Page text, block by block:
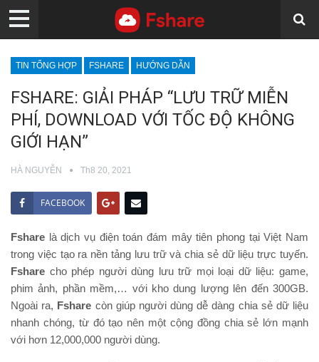
TIN TỔNG HỢP FSHARE HƯỚNG DẪN
FSHARE: GIẢI PHÁP “LƯU TRỮ MIỄN
PHÍ, DOWNLOAD VỚI TỐC ĐỘ KHÔNG
GIỚI HẠN”
HÀ NGUYỄN Th8 20, 2021
FACEBOOK
Fshare là dịch vụ điện toán đám mây tiên phong tại Việt Nam
trong việc tạo ra nền tảng lưu trữ và chia sẻ dữ liệu trực tuyến.
Fshare cho phép người dùng lưu trữ mọi loại dữ liệu: game,
phim ảnh, phần mềm,… với kho dung lượng lên đến 300GB.
Ngoài ra, Fshare còn giúp người dùng dễ dàng chia sẻ dữ liệu
nhanh chóng, từ đó tạo nên một cộng đồng chia sẻ lớn mạnh
với hơn 12,000,000 người dùng.